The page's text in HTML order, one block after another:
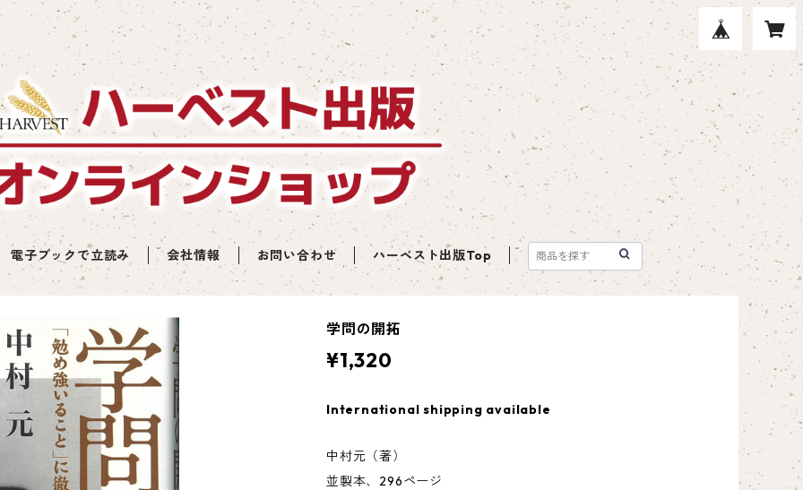
電子ブックで立読み 会社情報 お問い合わせ ハーベスト出版Top
学問の開拓
¥1,320
International shipping available
中村元（著）
並製本、296ページ